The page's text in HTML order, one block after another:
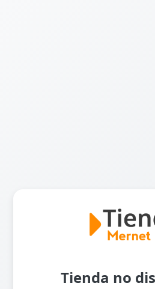
Tienda no